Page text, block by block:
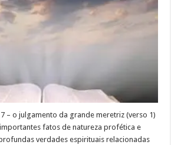
– o julgamento da grande meretriz (verso 1)
fatos de natureza profética e
verdades espirituais relacionadas